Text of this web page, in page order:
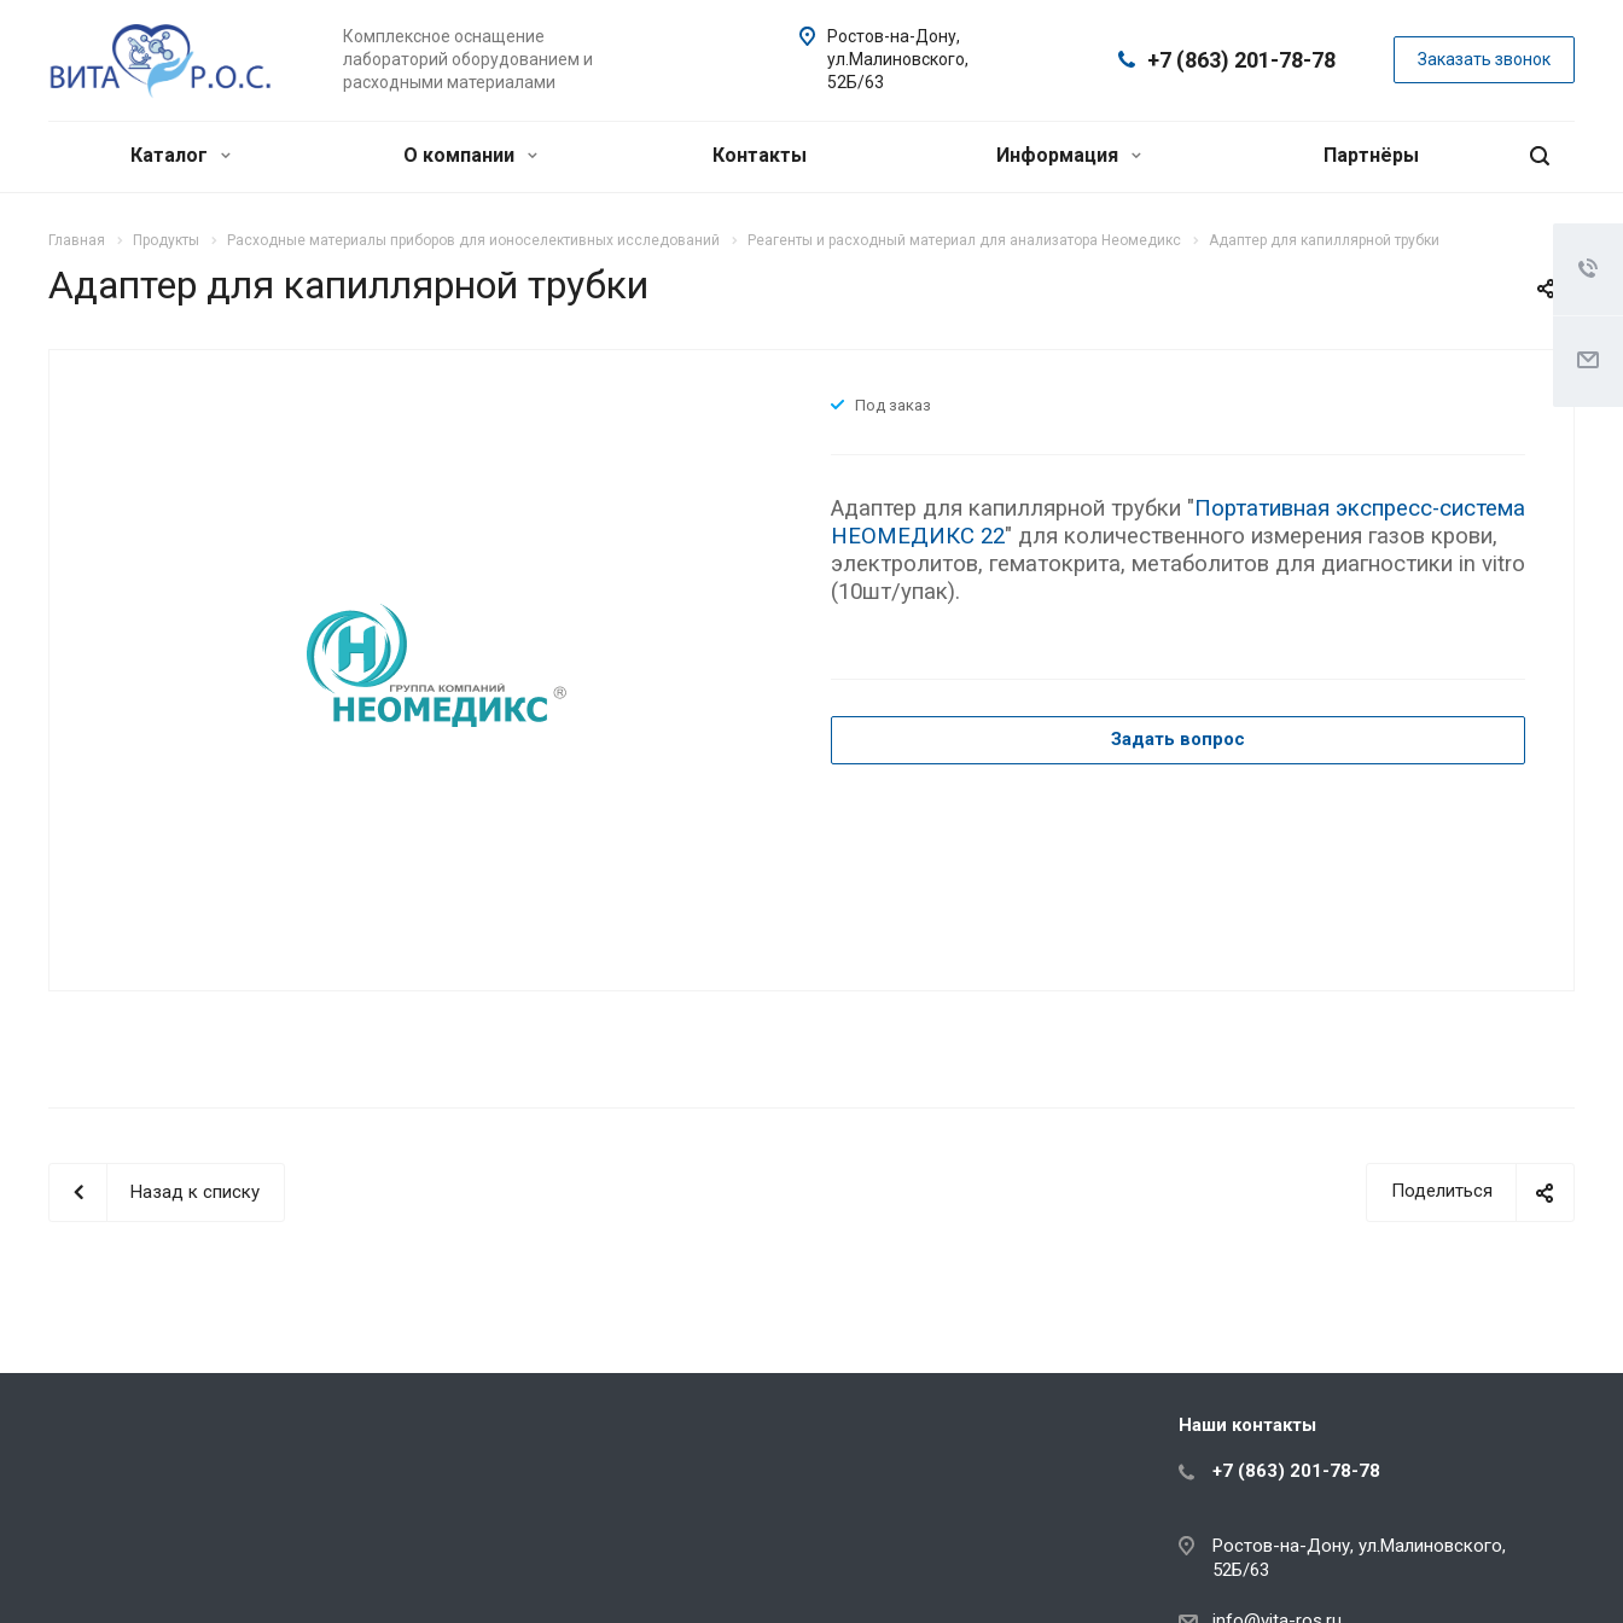
Комплексное оснащение
лабораторий оборудованием и
расходными материалами
+7 (863) 201-78-78 Заказать звонок
Ростов-на-Дону,
ул.Малиновского,
52Б/63
Каталог О компании Контакты Информация Партнёры
Главная Продукты Расходные материалы приборов для ионоселективных исследований Реагенты и расходный материал для анализатора Неомедикс Адаптер для капиллярной трубки
Адаптер для капиллярной трубки
Под заказ
Адаптер для капиллярной трубки "Портативная экспресс-система
НЕОМЕДИКС 22" для количественного измерения газов крови,
электролитов, гематокрита, метаболитов для диагностики in vitro
(10шт/упак).
Задать вопрос
Поделиться
Назад к списку
Наши контакты
+7 (863) 201-78-78
Ростов-на-Дону, ул.Малиновского,
52Б/63